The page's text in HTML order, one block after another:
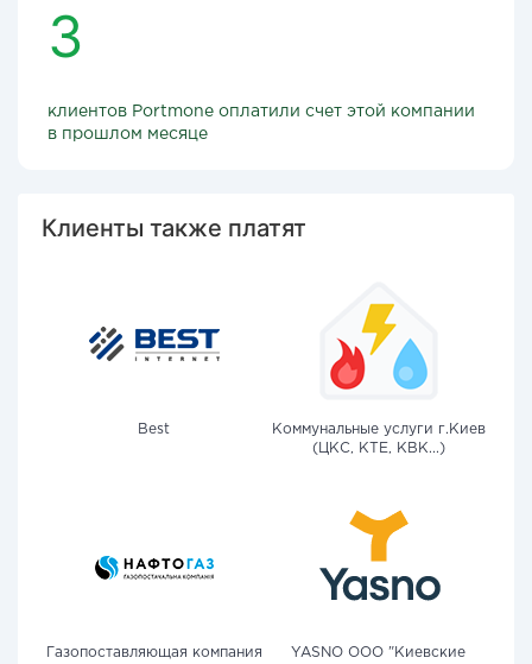
3
клиентов Portmone оплатили счет этой компании
в прошлом месяце
Клиенты также платят
Best
Коммунальные услуги г.Киев
(ЦКС, КТЕ, КВК...)
Газопоставляющая компания
YASNO OOO "Киевские